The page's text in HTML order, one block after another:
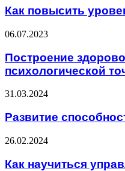
Как повысить
06.07.2023
Построение
психологической
31.03.2024
Развитие
26.02.2024
Как научиться